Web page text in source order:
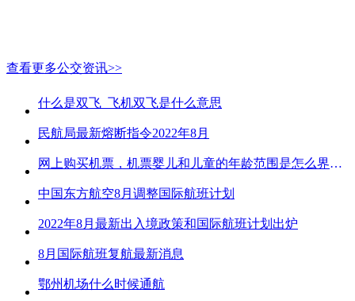
查看更多公交资讯>>
什么是双飞_飞机双飞是什么意思
民航局最新熔断指令2022年8月
网上购买机票，机票婴儿和儿童的年龄范围是怎么界定的？
中国东方航空8月调整国际航班计划
2022年8月最新出入境政策和国际航班计划出炉
8月国际航班复航最新消息
鄂州机场什么时候通航